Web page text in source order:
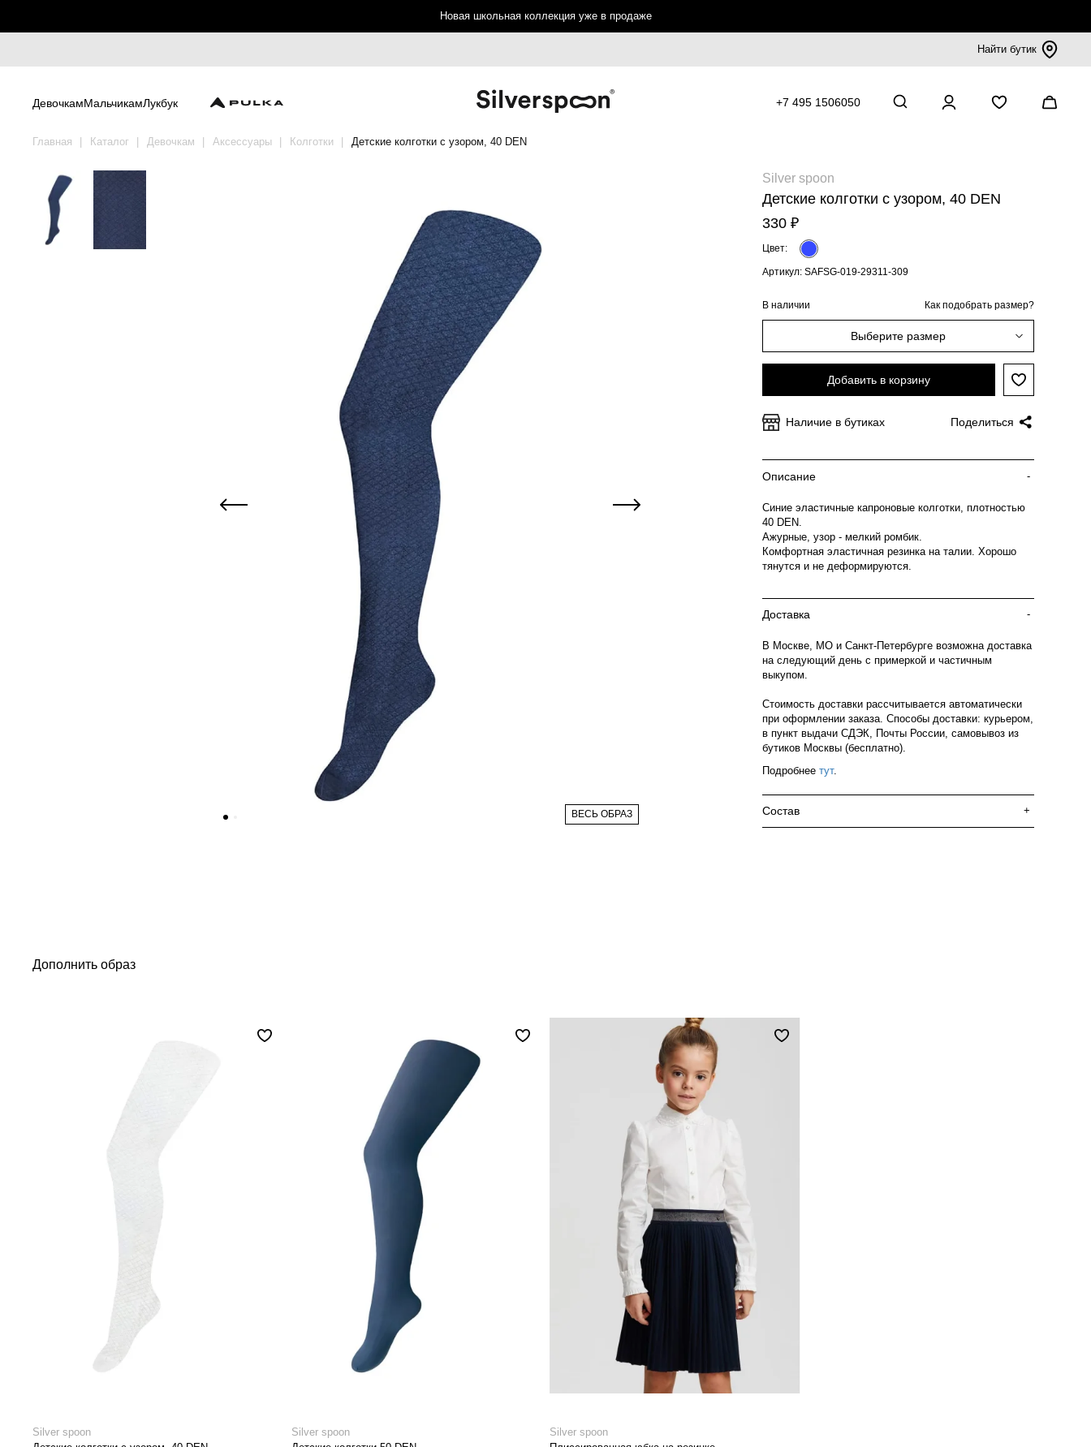
Новая школьная коллекция уже в продаже
Найти бутик
ДевочкамМальчикамЛукбук +7 495 1506050
Главная Каталог Девочкам Аксессуары Колготки Детские колготки с узором, 40 DEN
ВЕСЬ ОБРАЗ
Silver spoon
Детские колготки с узором, 40 DEN
330 ₽
Цвет:
Артикул: SAFSG-019-29311-309
В наличии Как подобрать размер?
Выберите размер
Добавить в корзину
Наличие в бутиках Поделиться
Описание -
Синие эластичные капроновые колготки, плотностью
40 DEN.
Ажурные, узор - мелкий ромбик.
Комфортная эластичная резинка на талии. Хорошо
тянутся и не деформируются.
Доставка -
В Москве, МО и Санкт-Петербурге возможна доставка
на следующий день с примеркой и частичным
выкупом.
Стоимость доставки рассчитывается автоматически
при оформлении заказа. Способы доставки: курьером,
в пункт выдачи СДЭК, Почты России, самовывоз из
бутиков Москвы (бесплатно).
Подробнее тут.
Состав +
Дополнить образ
Silver spoon
Silver spoon
Silver spoon